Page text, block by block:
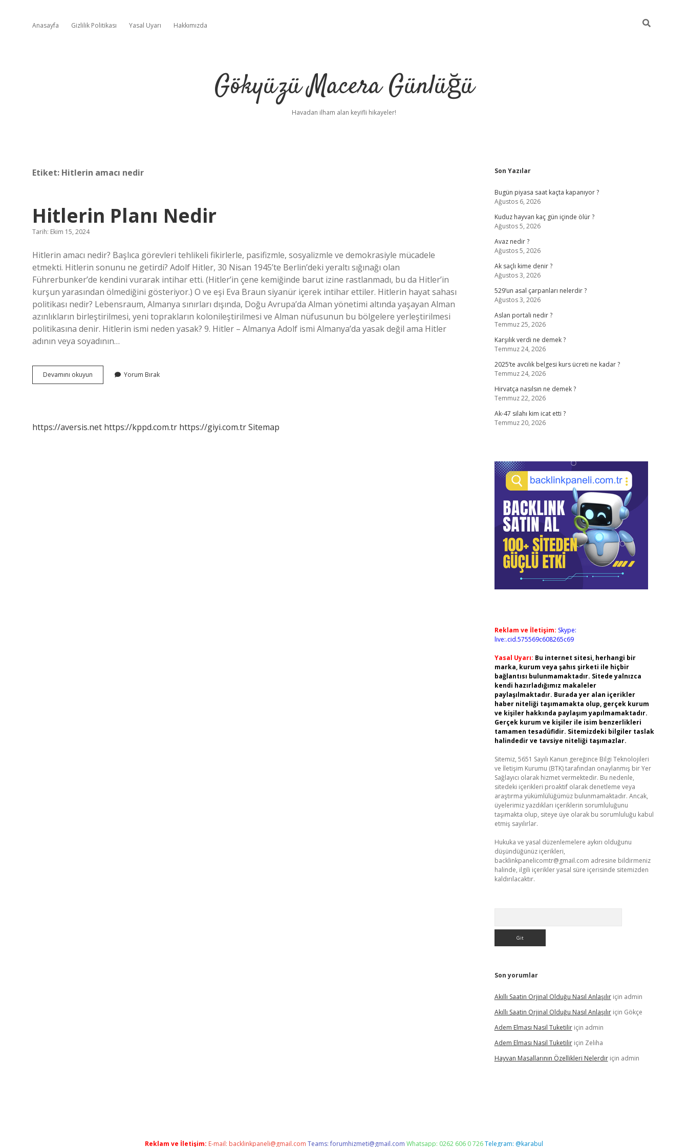
Anasayfa Gizlilik Politikası Yasal Uyarı Hakkımızda
Gökyüzü Macera Günlüğü
Havadan ilham alan keyifli hikayeler!
Etiket: Hitlerin amacı nedir
Hitlerin Planı Nedir
Tarih: Ekim 15, 2024
Hitlerin amacı nedir? Başlıca görevleri tehlikeli fikirlerle, pasifizmle, sosyalizmle ve demokrasiyle mücadele
etmekti. Hitlerin sonunu ne getirdi? Adolf Hitler, 30 Nisan 1945’te Berlin’deki yeraltı sığınağı olan
Führerbunker’de kendini vurarak intihar etti. (Hitler’in çene kemiğinde barut izine rastlanmadı, bu da Hitler’in
kurşun yarasından ölmediğini gösteriyor.) O ve eşi Eva Braun siyanür içerek intihar ettiler. Hitlerin hayat sahası
politikası nedir? Lebensraum, Almanya sınırları dışında, Doğu Avrupa’da Alman yönetimi altında yaşayan Alman
azınlıkların birleştirilmesi, yeni toprakların kolonileştirilmesi ve Alman nüfusunun bu bölgelere yerleştirilmesi
politikasına denir. Hitlerin ismi neden yasak? 9. Hitler – Almanya Adolf ismi Almanya’da yasak değil ama Hitler
adının veya soyadının…
Devamını okuyun
Planı
Yorum Bırak
https://aversis.net https://kppd.com.tr https://giyi.com.trSitemap
Sidebar
Son Yazılar
Bugün piyasa saat kaçta kapanıyor ?
Ağustos 6, 2026
Kuduz hayvan kaç gün içinde ölür ?
Ağustos 5, 2026
Avaz nedir ?
Ağustos 5, 2026
Ak saçlı kime denir ?
Ağustos 3, 2026
529’un asal çarpanları nelerdir ?
Ağustos 3, 2026
Aslan portali nedir ?
Temmuz 25, 2026
Karşılık verdi ne demek ?
Temmuz 24, 2026
2025’te avcılık belgesi kurs ücreti ne kadar ?
Temmuz 24, 2026
Hirvatça nasılsın ne demek ?
Temmuz 22, 2026
Ak-47 silahı kim icat etti ?
Temmuz 20, 2026
Reklam ve İletişim: Skype:
live:.cid.575569c608265c69
Yasal Uyarı: Bu internet sitesi, herhangi bir
marka, kurum veya şahıs şirketi ile hiçbir
bağlantısı bulunmamaktadır. Sitede yalnızca
kendi hazırladığımız makaleler
paylaşılmaktadır. Burada yer alan içerikler
haber niteliği taşımamakta olup, gerçek kurum
ve kişiler hakkında paylaşım yapılmamaktadır.
Gerçek kurum ve kişiler ile isim benzerlikleri
tamamen tesadüfidir. Sitemizdeki bilgiler taslak
halindedir ve tavsiye niteliği taşımazlar.
Sitemiz, 5651 Sayılı Kanun gereğince Bilgi Teknolojileri
ve İletişim Kurumu (BTK) tarafından onaylanmış bir Yer
Sağlayıcı olarak hizmet vermektedir. Bu nedenle,
sitedeki içerikleri proaktif olarak denetleme veya
araştırma yükümlülüğümüz bulunmamaktadır. Ancak,
üyelerimiz yazdıkları içeriklerin sorumluluğunu
taşımakta olup, siteye üye olarak bu sorumluluğu kabul
etmiş sayılırlar.
Hukuka ve yasal düzenlemelere aykırı olduğunu
düşündüğünüz içerikleri,
backlinkpanelicomtr@gmail.com adresine bildirmeniz
halinde, ilgili içerikler yasal süre içerisinde sitemizden
kaldırılacaktır.
Son yorumlar
Akıllı Saatin Orjinal Olduğu Nasıl Anlaşılıriçin admin
Akıllı Saatin Orjinal Olduğu Nasıl Anlaşılıriçin Gökçe
Adem Elması Nasil Tuketiliriçin admin
Adem Elması Nasil Tuketiliriçin Zeliha
Hayvan Masallarının Özellikleri Nelerdiriçin admin
Reklam ve İletişim: E-mail: backlinkpaneli@gmail.com Teams:forumhizmeti@gmail.com Whatsapp: 0262 606 0 726Telegram: @karabul